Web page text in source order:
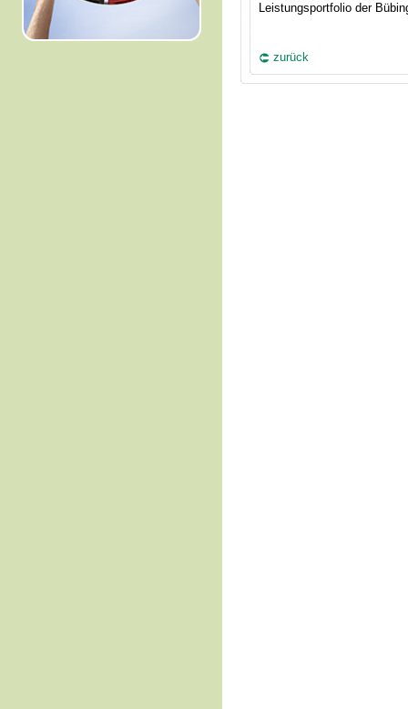
Leistungsportfolio der
zurück